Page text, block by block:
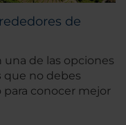
de
una de las opciones
que no debes
conocer mejor